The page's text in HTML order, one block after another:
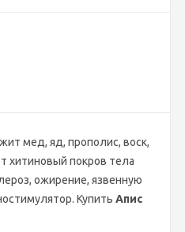
мед, яд, прополис, воск,
хитиновый покров тела
ожирение, язвенную
Купить Апис